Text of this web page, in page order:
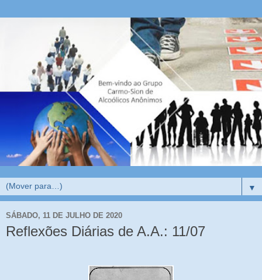
▼
SÁBADO, 11 DE JULHO DE 2020
Reflexões Diárias de A.A.: 11/07